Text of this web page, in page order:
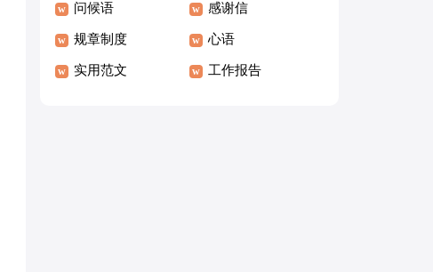
问候语 感谢信
规章制度 心语
实用范文 工作报告